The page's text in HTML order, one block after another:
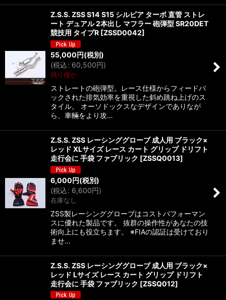
Z.S.S. ZSS S14 S15 シルビア ターボ 直管 ストレ
ート デュアル 2本出し マフラー 砲弾型 SR20DET
競技用 タイプR [ZSSD0042]
55,000円(税別)
(税込: 60,500円)
残り僅か
ストレートの砲弾型。レース仕様からフィードバ
ックされた排気効率を重視した斜め跳ね上げのス
タイル。 オーソドックスなデザインでありなが
ら、車輛をより攻…
Z.S.S. ZSS レーシンググローブ 成人用 ブラック×
レッド XLサイズ レース カート グリップ ドリフト
走行会に 手袋 ファブリック [ZSSQ0013]
6,000円(税別)
(税込: 6,600円)
在庫なし
ZSS製レーシンググローブはコストパフォーマン
スに優れた製品です。 抜群の操作性があなたの技
術向上にも役立ちます。 ※FIAの認証は受けており
ませ…
Z.S.S. ZSS レーシンググローブ 成人用 ブラック×
レッド Lサイズ レース カート グリップ ドリフト
走行会に 手袋 ファブリック [ZSSQ012]